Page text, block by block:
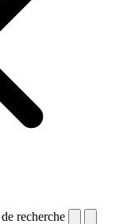
recherche